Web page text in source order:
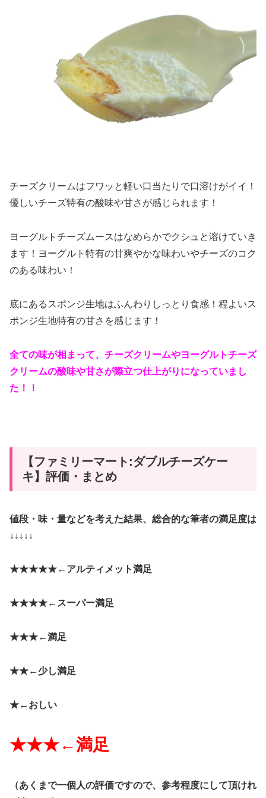
チーズクリームはフワッと軽い口当たりで口溶けがイイ！
優しいチーズ特有の酸味や甘さが感じられます！
ヨーグルトチーズムースはなめらかでクシュと溶けていき
ます！ヨーグルト特有の甘爽やかな味わいやチーズのコク
のある味わい！
底にあるスポンジ生地はふんわりしっとり食感！程よいス
ポンジ生地特有の甘さを感じます！
全ての味が相まって、チーズクリームやヨーグルトチーズ
クリームの酸味や甘さが際立つ仕上がりになっていまし
た！！
【ファミリーマート:ダブルチーズケー
キ】評価・まとめ
値段・味・量などを考えた結果、総合的な筆者の満足度は
↓↓↓↓↓
★★★★★← アルティメット満足
★★★★← スーパー満足
★★★←満足
★★← 少し満足
★← おしい
★★★←満足
（あくまで一個人の評価ですので、参考程度にして頂けれ